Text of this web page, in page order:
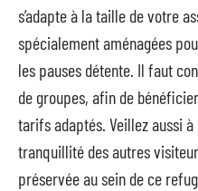
s’adapte à la taille de votre
spécialement aménagées
les pauses détente. Il faut
de groupes, afin de
tarifs adaptés. Veillez aussi
tranquillité des autres
préservée au sein de ce